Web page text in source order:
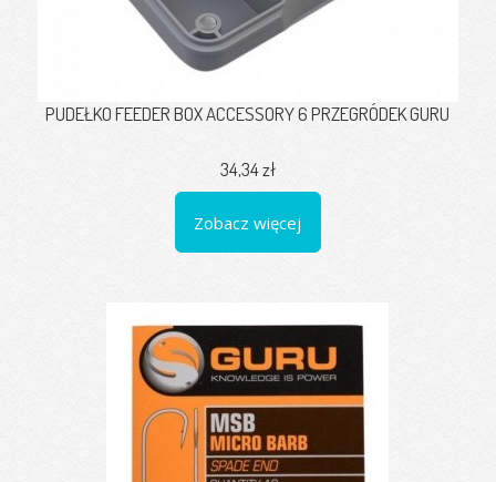
PUDEŁKO FEEDER BOX ACCESSORY 6 PRZEGRÓDEK GURU
34,34 zł
Zobacz więcej